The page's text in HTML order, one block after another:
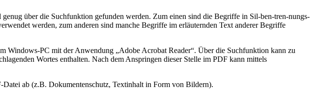
über die Suchfunktion gefunden werden. Zum einen sind die Begriffe in Sil-ben-tren-nungs-
werden, zum anderen sind manche Begriffe im erläuternden Text anderer Begriffe
Windows-PC mit der Anwendung „Adobe Acrobat Reader“. Über die Suchfunktion kann zu
Wortes enthalten. Nach dem Anspringen dieser Stelle im PDF kann mittels
ab (z.B. Dokumentenschutz, Textinhalt in Form von Bildern).